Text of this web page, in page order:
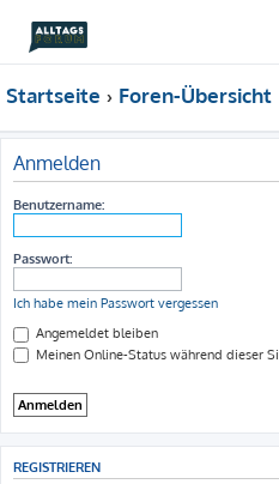
Startseite Foren-Übersicht
Anmelden
Benutzername:
Passwort:
Ich habe mein Passwort vergessen
Angemeldet bleiben
Meinen Online-Status während dieser
REGISTRIEREN